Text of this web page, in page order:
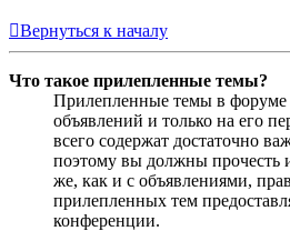
Вернуться к началу
Что такое прилепленные темы?
Прилепленные темы в форуме
объявлений и только на его
всего содержат достаточно
поэтому вы должны прочесть
же, как и с объявлениями,
прилепленных тем
конференции.